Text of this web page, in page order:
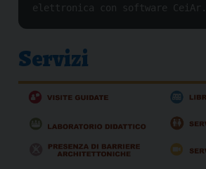
elettronica con software CeiAr.
Servizi